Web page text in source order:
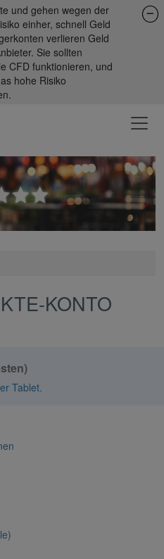
und gehen wegen der
einher, schnell Geld
verlieren Geld
Sie sollten
CFD funktionieren, und
hohe Risiko
KONTO
Tablet.